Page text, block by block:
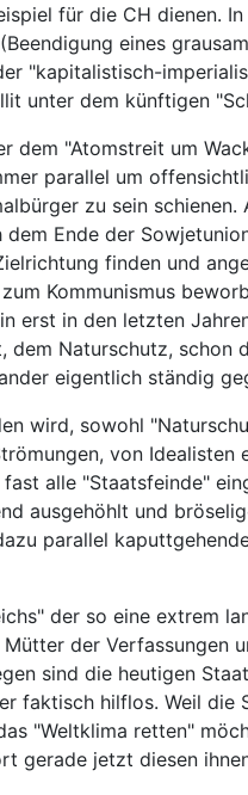
für die CH dienen.
eines
"kapitalistisch-
unter dem künftigen
dem "Atomstreit um
parallel um
zu sein
Ende der
finden und
Kommunismus
erst in den letzten
dem Naturschutz,
eigentlich ständig
wird, sowohl
von
alle "Staatsfeinde"
ausgehöhlt und
parallel
der so eine extrem
der Verfassungen
sind die heutigen
faktisch hilflos. Weil
"Weltklima retten"
gerade jetzt diesen